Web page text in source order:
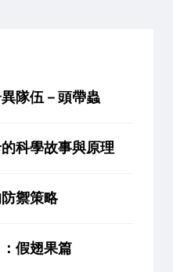
隊伍－頭帶蟲
科學故事與原理
禦策略
假翅果篇